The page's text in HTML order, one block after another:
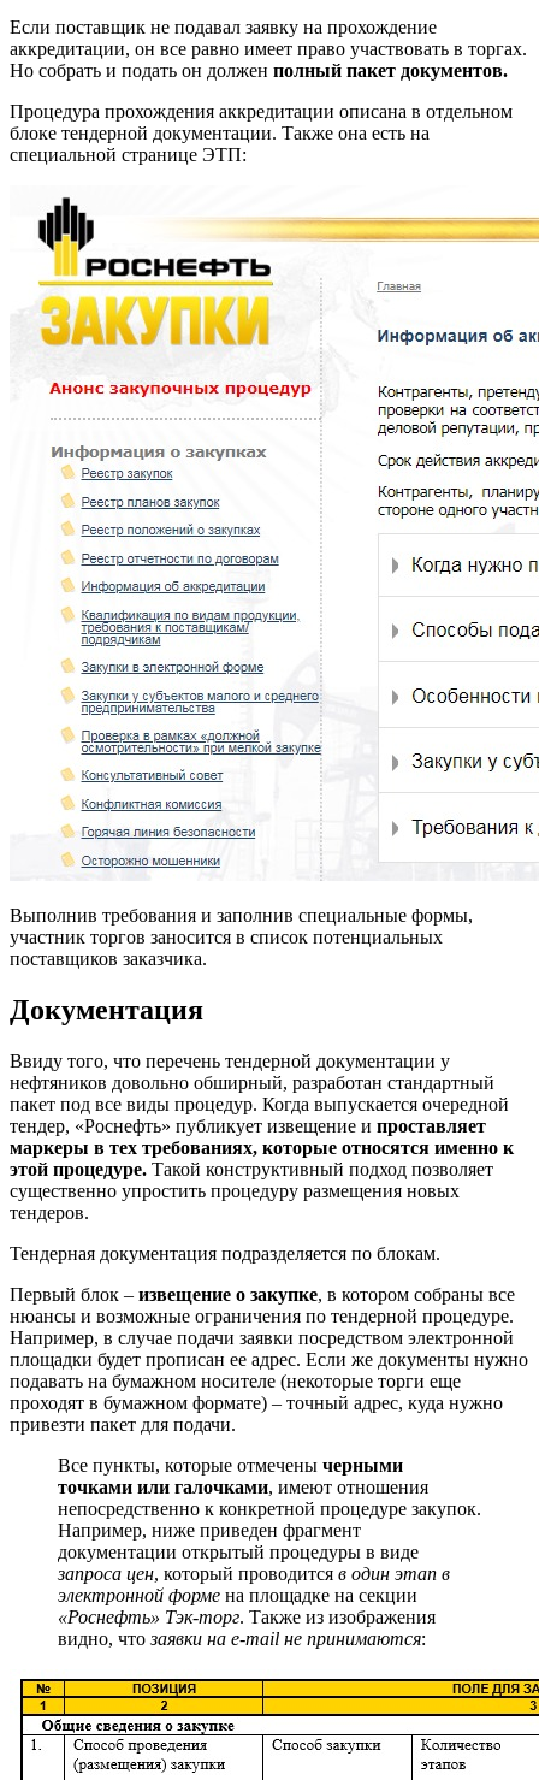
Если поставщик не подавал заявку на прохождение
аккредитации, он все равно имеет право участвовать в торгах.
Но собрать и подать он должен полный пакет документов.
Процедура прохождения аккредитации описана в отдельном
блоке тендерной документации. Также она есть на
специальной странице ЭТП:
Выполнив требования и заполнив специальные формы,
участник торгов заносится в список потенциальных
поставщиков заказчика.
Документация
Ввиду того, что перечень тендерной документации у
нефтяников довольно обширный, разработан стандартный
пакет под все виды процедур. Когда выпускается очередной
тендер, «Роснефть» публикует извещение и проставляет
маркеры в тех требованиях, которые относятся именно к
этой процедуре. Такой конструктивный подход позволяет
существенно упростить процедуру размещения новых
тендеров.
Тендерная документация подразделяется по блокам.
Первый блок – извещение о закупке, в котором собраны все
нюансы и возможные ограничения по тендерной процедуре.
Например, в случае подачи заявки посредством электронной
площадки будет прописан ее адрес. Если же документы нужно
подавать на бумажном носителе (некоторые торги еще
проходят в бумажном формате) – точный адрес, куда нужно
привезти пакет для подачи.
Все пункты, которые отмечены черными
точками или галочками, имеют отношения
непосредственно к конкретной процедуре закупок.
Например, ниже приведен фрагмент
документации открытый процедуры в виде
запроса цен, который проводится в один этап в
электронной форме на площадке на секции
«Роснефть» Тэк-торг. Также из изображения
видно, чтозаявки на e-mail не принимаются: